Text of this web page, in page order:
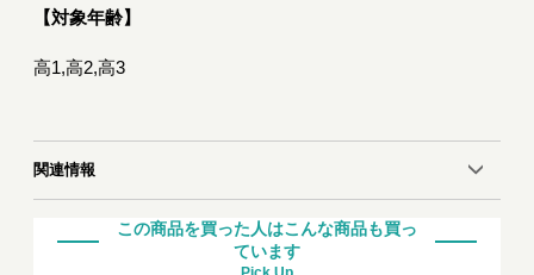
【対象年齢】
高1,高2,高3
関連情報
この商品を買った人はこんな商品も買っ
ています